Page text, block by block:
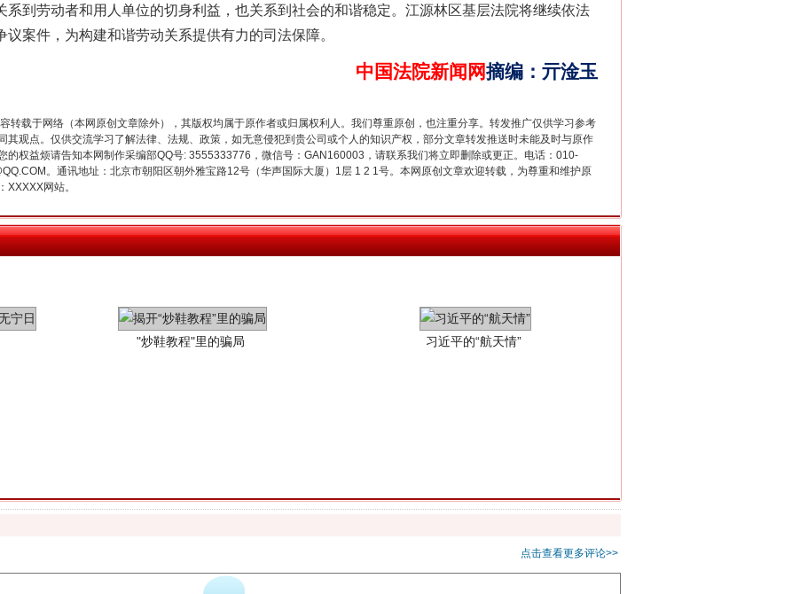
劳动者和用人单位的切身利益，也关系到社会的和谐稳定。江源林区基层法院将继续依法
案件，为构建和谐劳动关系提供有力的司法保障。
中国法院新闻网摘编 ： 亓淦玉
转载于网络（本网原创文章除外），其版权均属于原作者或归属权利人。我们尊重原创，也注重分享。转发推广仅供学习参考
其观点。仅供交流学习了解法律、法规、政策，如无意侵犯到贵公司或个人的知识产权，部分文章转发推送时未能及时与原作
的权益烦请告知本网制作采编部QQ号: 3555333776，微信号：GAN160003，请联系我们将立即删除或更正。电话：010-
。通讯地址：北京市朝阳区朝外雅宝路12号（华声国际大厦）1层 1 2 1号。本网原创文章欢迎转载，为尊重和维护原
XXXXX网站。
生物安全法正式实施
珠宝鉴定乱象
重拳出击！专项整治午间酒驾
点击查看更多评论>>